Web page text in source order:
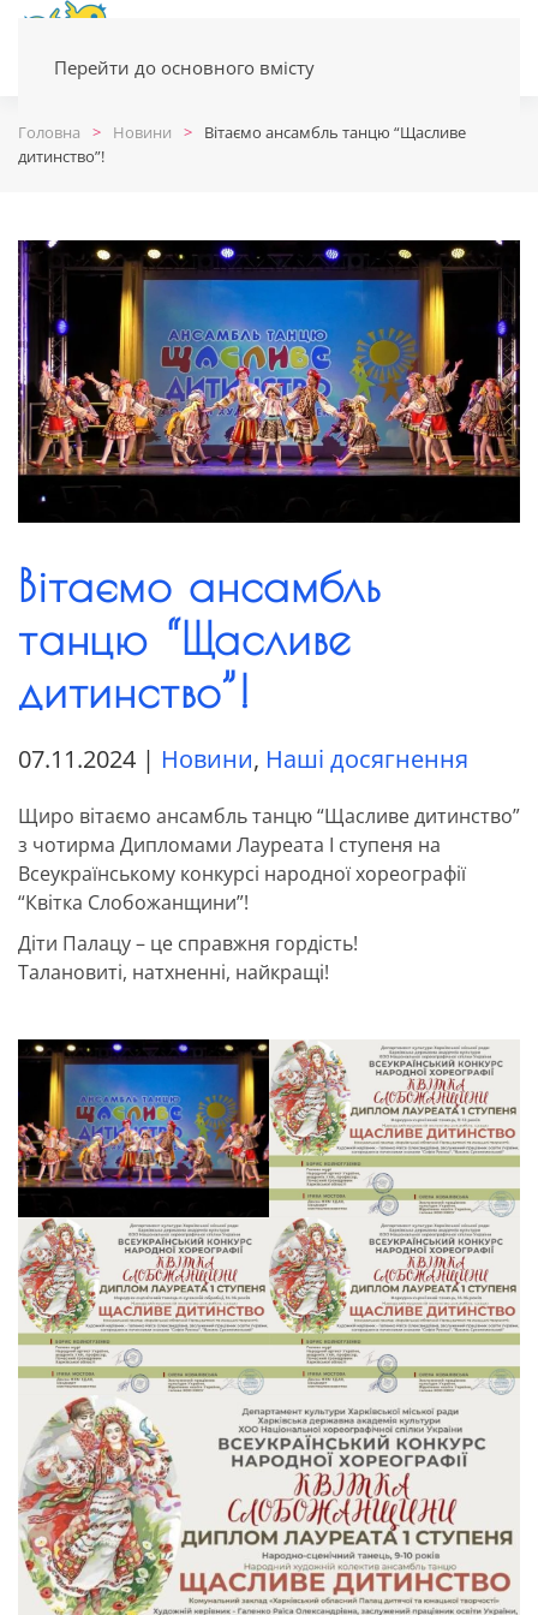
Перейти до основного вмісту
Головна Новини
Вітаємо ансамбль танцю “Щасливе
дитинство”!
Вітаємо ансамбль
танцю “Щасливе
дитинство”!
07.11.2024 | Новини, Наші досягнення
Щиро вітаємо ансамбль танцю “Щасливе дитинство”
з чотирма Дипломами Лауреата І ступеня на
Всеукраїнському конкурсі народної хореографії
“Квітка Слобожанщини”!
Діти Палацу – це справжня гордість!
Талановиті, натхненні, найкращі!